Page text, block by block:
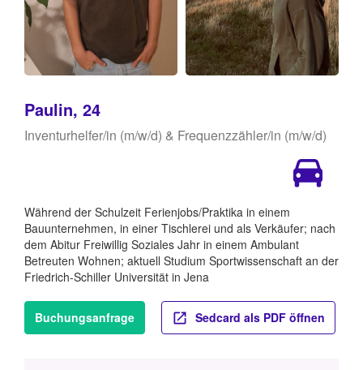
Paulin, 24
Inventurhelfer/in (m/w/d) & Frequenzzähler/in (m/w/d)
Während der Schulzeit Ferienjobs/Praktika in einem
Bauunternehmen, in einer Tischlerei und als Verkäufer; nach
dem Abitur Freiwillig Soziales Jahr in einem Ambulant
Betreuten Wohnen; aktuell Studium Sportwissenschaft an der
Friedrich-Schiller Universität in Jena
Buchungsanfrage Sedcard als PDF öffnen